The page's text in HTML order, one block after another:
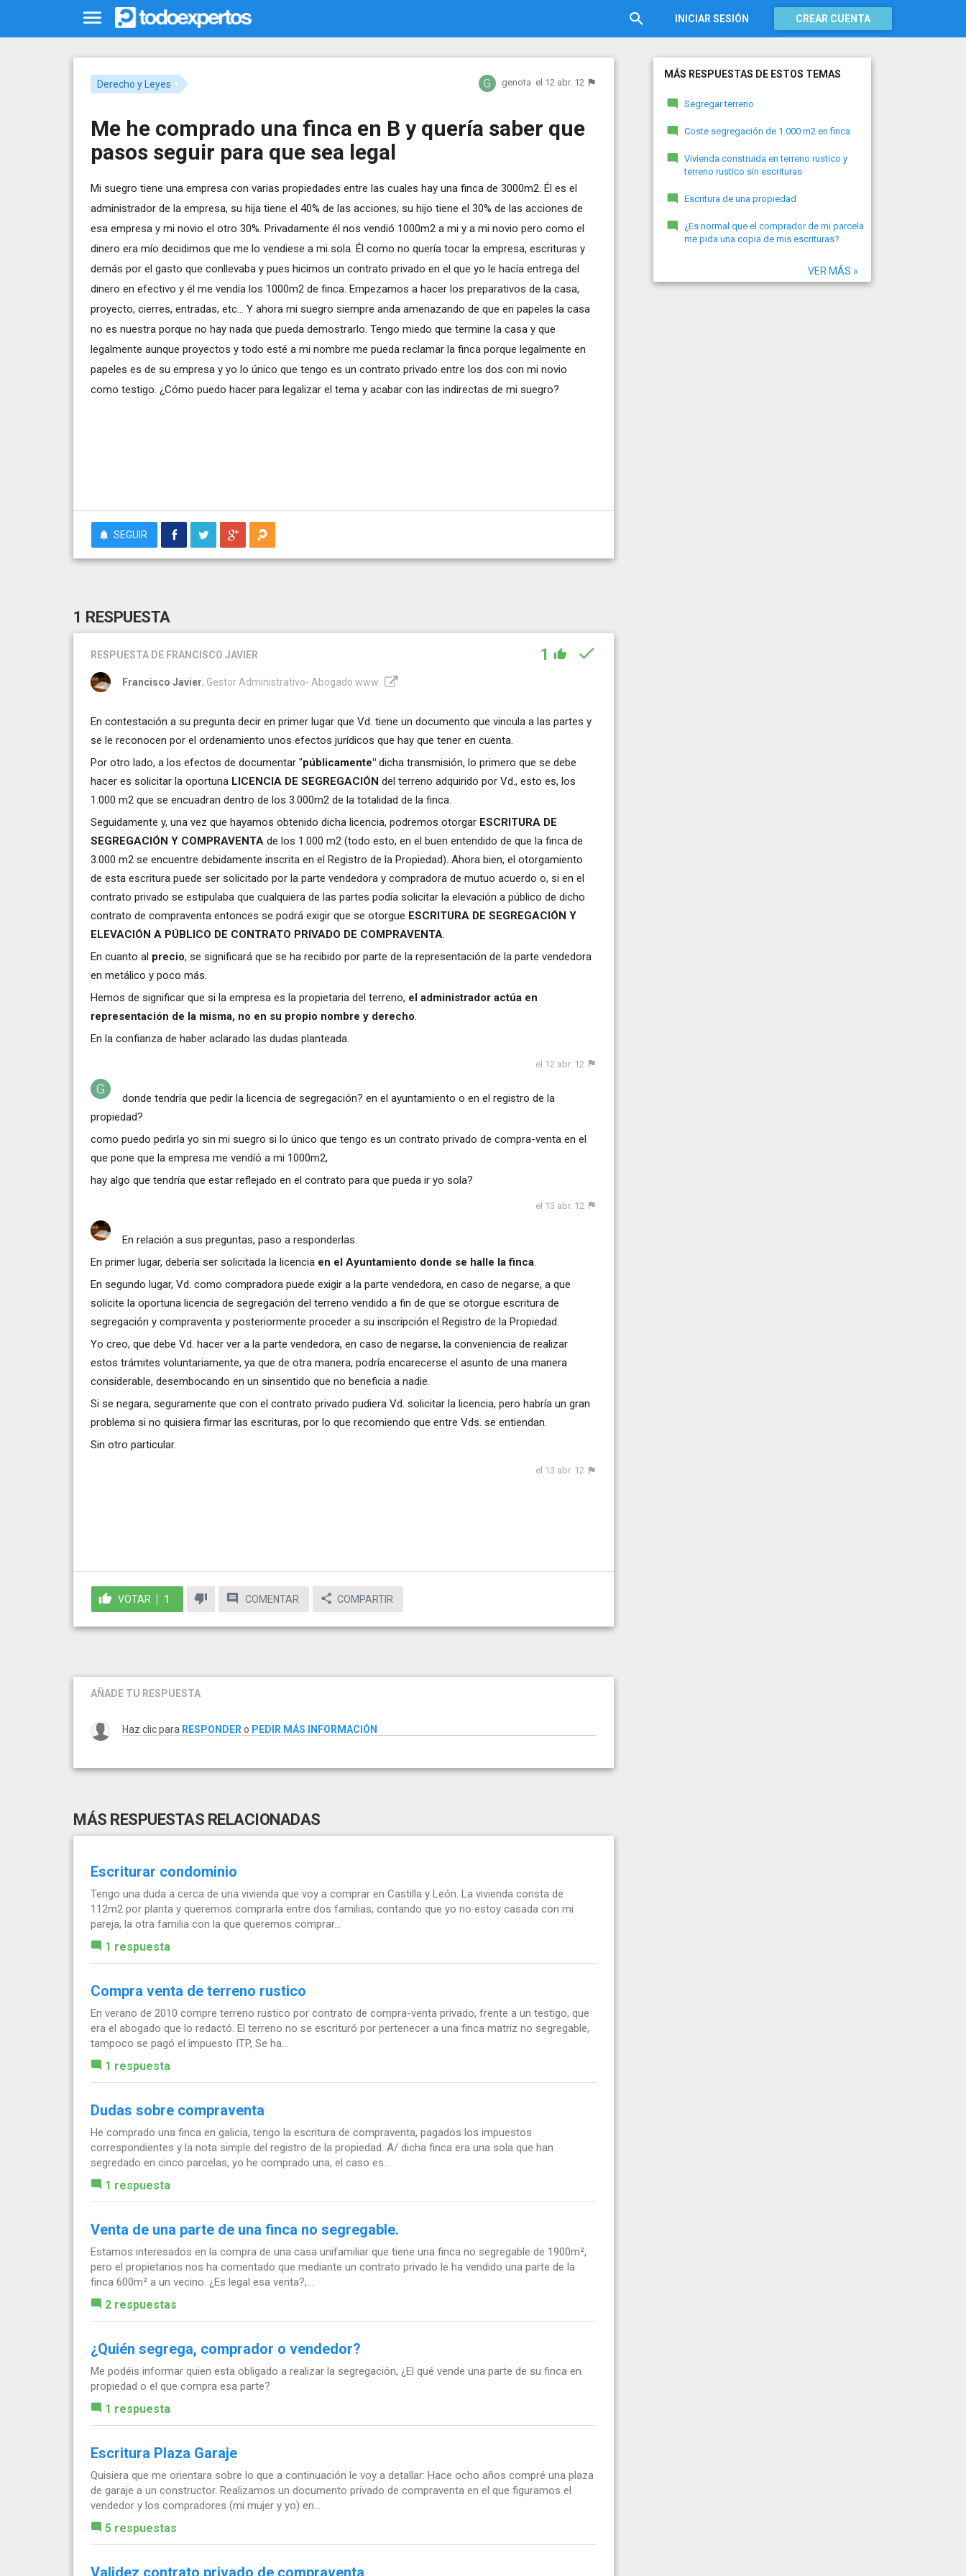
INICIAR SESIÓN CREAR CUENTA
Derecho y Leyes genota el 12 abr. 12
Me he comprado una finca en B y quería saber que
pasos seguir para que sea legal
Mi suegro tiene una empresa con varias propiedades entre las cuales hay una finca de 3000m2. Él es el
administrador de la empresa, su hija tiene el 40% de las acciones, su hijo tiene el 30% de las acciones de
esa empresa y mi novio el otro 30%. Privadamente él nos vendió 1000m2 a mi y a mi novio pero como el
dinero era mío decidimos que me lo vendiese a mi sola. Él como no quería tocar la empresa, escrituras y
demás por el gasto que conllevaba y pues hicimos un contrato privado en el que yo le hacía entrega del
dinero en efectivo y él me vendía los 1000m2 de finca. Empezamos a hacer los preparativos de la casa,
proyecto, cierres, entradas, etc... Y ahora mi suegro siempre anda amenazando de que en papeles la casa
no es nuestra porque no hay nada que pueda demostrarlo. Tengo miedo que termine la casa y que
legalmente aunque proyectos y todo esté a mi nombre me pueda reclamar la finca porque legalmente en
papeles es de su empresa y yo lo único que tengo es un contrato privado entre los dos con mi novio
como testigo. ¿Cómo puedo hacer para legalizar el tema y acabar con las indirectas de mi suegro?
SEGUIR
1 RESPUESTA
RESPUESTA DE FRANCISCO JAVIER 1
Francisco Javier, Gestor Administrativo- Abogado www
En contestación a su pregunta decir en primer lugar que Vd. tiene un documento que vincula a las partes y
se le reconocen por el ordenamiento unos efectos jurídicos que hay que tener en cuenta.
Por otro lado, a los efectos de documentar "públicamente" dicha transmisión, lo primero que se debe
hacer es solicitar la oportuna LICENCIA DE SEGREGACIÓN del terreno adquirido por Vd., esto es, los
1.000 m2 que se encuadran dentro de los 3.000m2 de la totalidad de la finca.
Seguidamente y, una vez que hayamos obtenido dicha licencia, podremos otorgar ESCRITURA DE
SEGREGACIÓN Y COMPRAVENTA de los 1.000 m2 (todo esto, en el buen entendido de que la finca de
3.000 m2 se encuentre debidamente inscrita en el Registro de la Propiedad). Ahora bien, el otorgamiento
de esta escritura puede ser solicitado por la parte vendedora y compradora de mutuo acuerdo o, si en el
contrato privado se estipulaba que cualquiera de las partes podía solicitar la elevación a público de dicho
contrato de compraventa entonces se podrá exigir que se otorgue ESCRITURA DE SEGREGACIÓN Y
ELEVACIÓN A PÚBLICO DE CONTRATO PRIVADO DE COMPRAVENTA.
En cuanto al precio, se significará que se ha recibido por parte de la representación de la parte vendedora
en metálico y poco más.
Hemos de significar que si la empresa es la propietaria del terreno, el administrador actúa en
representación de la misma, no en su propio nombre y derecho.
En la confianza de haber aclarado las dudas planteada.
el 12 abr. 12
donde tendría que pedir la licencia de segregación? en el ayuntamiento o en el registro de la
propiedad?
como puedo pedirla yo sin mi suegro si lo único que tengo es un contrato privado de compra-venta en el
que pone que la empresa me vendíó a mi 1000m2,
hay algo que tendría que estar reflejado en el contrato para que pueda ir yo sola?
el 13 abr. 12
En relación a sus preguntas, paso a responderlas.
En primer lugar, debería ser solicitada la licencia en el Ayuntamiento donde se halle la finca.
En segundo lugar, Vd. como compradora puede exigir a la parte vendedora, en caso de negarse, a que
solicite la oportuna licencia de segregación del terreno vendido a fin de que se otorgue escritura de
segregación y compraventa y posteriormente proceder a su inscripción el Registro de la Propiedad.
Yo creo, que debe Vd. hacer ver a la parte vendedora, en caso de negarse, la conveniencia de realizar
estos trámites voluntariamente, ya que de otra manera, podría encarecerse el asunto de una manera
considerable, desembocando en un sinsentido que no beneficia a nadie.
Si se negara, seguramente que con el contrato privado pudiera Vd. solicitar la licencia, pero habría un gran
problema si no quisiera firmar las escrituras, por lo que recomiendo que entre Vds. se entiendan.
Sin otro particular.
el 13 abr. 12
VOTAR 1 COMENTAR COMPARTIR
AÑADE TU RESPUESTA
Haz clic para RESPONDER o PEDIR MÁS INFORMACIÓN
MÁS RESPUESTAS RELACIONADAS
Escriturar condominio
Tengo una duda a cerca de una vivienda que voy a comprar en Castilla y León. La vivienda consta de
112m2 por planta y queremos comprarla entre dos familias, contando que yo no estoy casada con mi
pareja, la otra familia con la que queremos comprar...
1 respuesta
Compra venta de terreno rustico
En verano de 2010 compre terreno rustico por contrato de compra-venta privado, frente a un testigo, que
era el abogado que lo redactó. El terreno no se escrituró por pertenecer a una finca matriz no segregable,
tampoco se pagó el impuesto ITP, Se ha...
1 respuesta
Dudas sobre compraventa
He comprado una finca en galicia, tengo la escritura de compraventa, pagados los impuestos
correspondientes y la nota simple del registro de la propiedad. A/ dicha finca era una sola que han
segredado en cinco parcelas, yo he comprado una, el caso es...
1 respuesta
Venta de una parte de una finca no segregable.
Estamos interesados en la compra de una casa unifamiliar que tiene una finca no segregable de 1900m²,
pero el propietarios nos ha comentado que mediante un contrato privado le ha vendido una parte de la
finca 600m² a un vecino. ¿Es legal esa venta?,...
2 respuestas
¿Quién segrega, comprador o vendedor?
Me podéis informar quien esta obligado a realizar la segregación, ¿El qué vende una parte de su finca en
propiedad o el que compra esa parte?
1 respuesta
Escritura Plaza Garaje
Quisiera que me orientara sobre lo que a continuación le voy a detallar: Hace ocho años compré una plaza
de garaje a un constructor. Realizamos un documento privado de compraventa en el que figuramos el
vendedor y los compradores (mi mujer y yo) en...
5 respuestas
Validez contrato privado de compraventa
MÁS RESPUESTAS DE ESTOS TEMAS
Segregar terreno
Coste segregación de 1.000 m2 en finca
Vivienda construida en terreno rustico y
terreno rustico sin escrituras
Escritura de una propiedad
¿Es normal que el comprador de mi parcela
me pida una copia de mis escrituras?
VER MÁS »